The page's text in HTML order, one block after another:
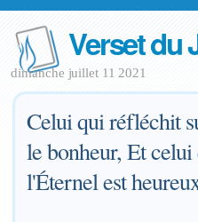
Verset du
dimanche juillet 11 2021
Celui qui réfléchit
le bonheur, Et
l'Éternel est